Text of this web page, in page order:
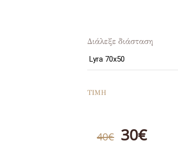
Διάλεξε διάσταση
ΤΙΜΗ
40€ 30€